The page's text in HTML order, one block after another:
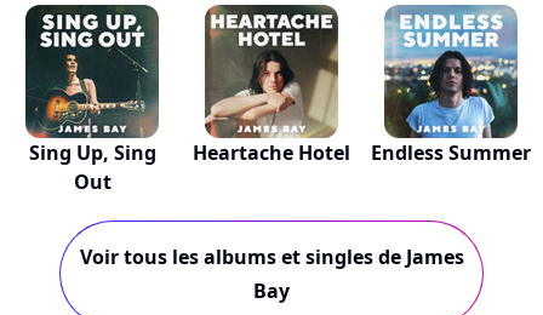
Sing Up, Sing
Out
Heartache Hotel Endless Summer
Voir tous les albums et singles de James
Bay